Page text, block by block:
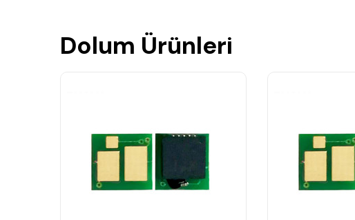
Dolum Ürünleri